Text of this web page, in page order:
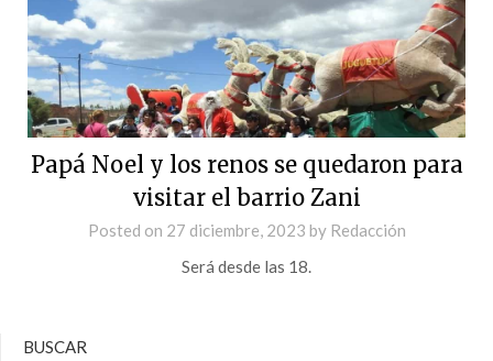
Papá Noel y los renos se quedaron para
visitar el barrio Zani
Posted on 27 diciembre, 2023 by Redacción
Será desde las 18.
BUSCAR